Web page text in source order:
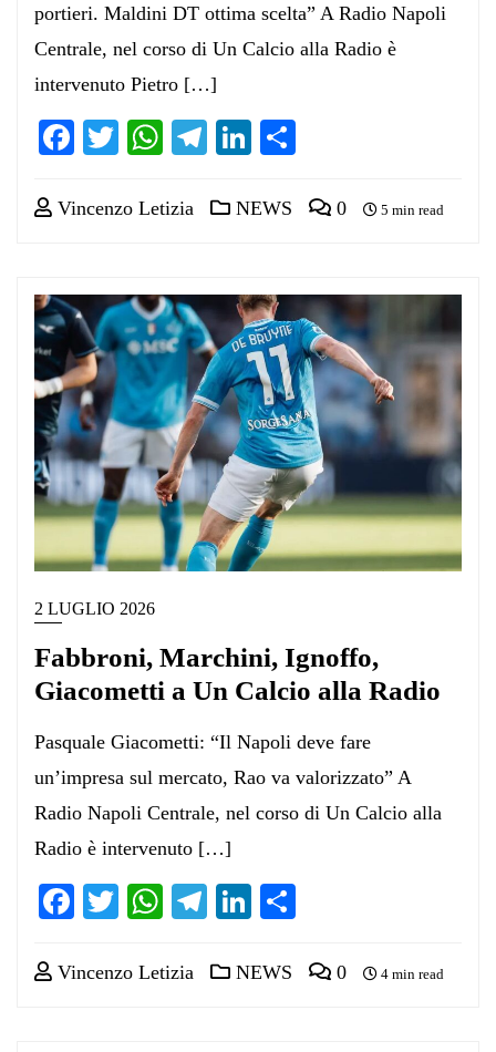
portieri. Maldini DT ottima scelta” A Radio Napoli
Centrale, nel corso di Un Calcio alla Radio è
intervenuto Pietro […]
Facebook
TwitterWhatsApp
Telegram
LinkedIn
Vincenzo Letizia NEWS 0 5 min read
2 LUGLIO 2026
Fabbroni, Marchini, Ignoffo,
Giacometti a Un Calcio alla Radio
Pasquale Giacometti: “Il Napoli deve fare
un’impresa sul mercato, Rao va valorizzato” A
Radio Napoli Centrale, nel corso di Un Calcio alla
Radio è intervenuto […]
Facebook
TwitterWhatsApp
Telegram
LinkedIn
Vincenzo Letizia NEWS 0 4 min read